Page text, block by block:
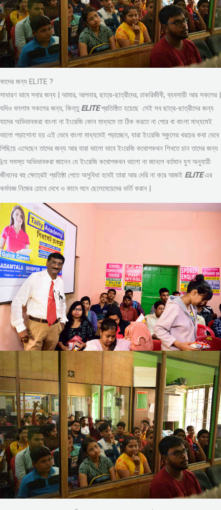
কাদের জন্য ELITE ?
সাধারণ ভাবে সবার জন্য | আমার, আপনার, ছাত্র-ছাত্রীদের, চাকরিজীবী, ব্যবসায়ী আর সকলের |
যদিও বললাম সকলের জন্য, কিন্তু ELITEপ্রতিষ্ঠিত হয়েছে সেই সব ছাত্র-ছাত্রীদের জন্য
যাদের অভিভাবকরা বাংলা না ইংরেজি কোন মাধ্যমে তা ঠিক করতে না পেরে বা বাংলা মাধ্যমেই
ভালো পড়াশোনা হয় এই ভেবে বাংলা মাধ্যমেই পড়াচ্ছেন, যারা ইংরেজি স্কুলের খরচের কথা ভেবে
পিছিয়ে এসেছেন তাদের জন্য আর যারা ভালো ভাবে ইংরেজি কথোপকথন শিখতে চান তাদের জন্য
|যে সমস্ত অভিভাবকরা জানেন যে ইংরেজি কথোপকথন ভালো না জানলে বর্তমান যুগ অনুযায়ী
জীবনের বহু ক্ষেত্রেই প্রতিষ্ঠা পেতে অসুবিধা হবেই তারা আর দেরি না করে আজই ELITEএর
কর্মযজ্ঞ নিজের চোখে দেখে ও কানে শুনে ছেলেমেয়েদের ভর্তি করান |